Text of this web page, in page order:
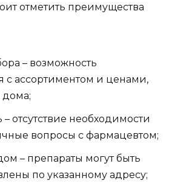
отметить преимущества
– возможность
с ассортиментом и ценами,
дома;
отсутствие необходимости
вопросы с фармацевтом;
– препараты могут быть
по указанному адресу;